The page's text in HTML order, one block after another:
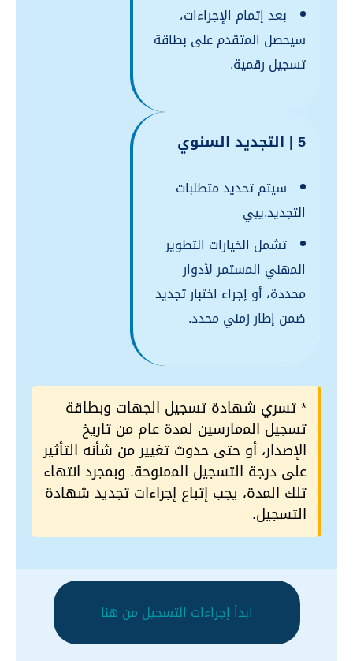
بعد إتمام الإجراءات،
سيحصل اﻟﻤتقدم على بطاقة
تسجيل رقمية.
5 | التجديد السنوي
سيتم تحديد متطلبات
التجديد.ييي
تشمل الخيارات التطوير
اﻟﻤهني اﻟﻤستمر لأدوار
محددة، أو إجراء اختبار تجديد
ضمن إطار زمني محدد.
* تسري شهادة تسجيل الجهات وبطاقة
تسجيل اﻟﻤمارسين ﻟﻤدة عام من تاريخ
الإصدار، أو حتى حدوث تغيير من شأنه التأثير
على درجة التسجيل اﻟﻤمنوحة. وبمجرد انتهاء
تلك اﻟﻤدة، يجب إتباع إجراءات تجديد شهادة
التسجيل.
ابدأ إجراءات التسجيل من هنا